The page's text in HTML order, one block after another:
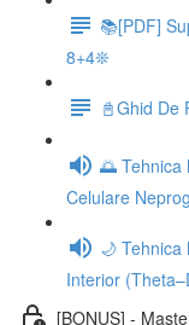
📚[PDF]
8+4❊
📓Ghid De
🌅 Tehnica
Celulare
🌙
Interior
[BONUS] -